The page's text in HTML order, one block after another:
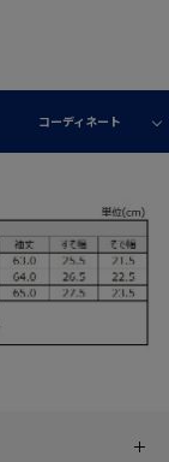
コーディネート